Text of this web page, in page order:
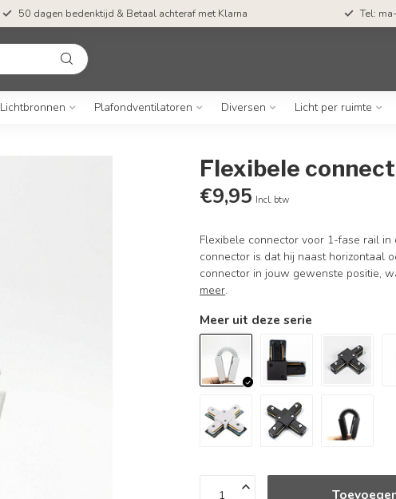
50 dagen bedenktijd & Betaal achteraf met Klarna Tel:
Lichtbronnen Plafondventilatoren Diversen Licht per ruimte
Flexibele
€9,95 Incl. btw
Flexibele connector voor 1-fase rail
connector is dat hij naast horizontaal
connector in jouw gewenste positie,
meer.
Meer uit deze serie